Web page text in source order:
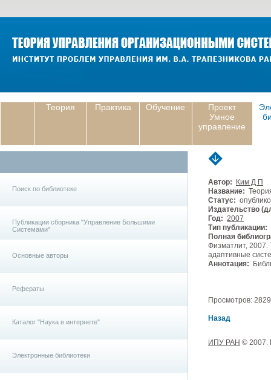
Теория Практика Обучение
Проект
Умное
управление
Поиск по библиотеке
Публикации сборника "Управление Большими
Системами"
Основные авторы
Рефераты
Каталог "Наука в интернете"
Электронные библиотеки
Автор:
Ким Д П
Название:
Статус:
Издательство
Год: 2007
Тип публикации:
Полная
Физматлит,
адаптивные
Аннотация:
Просмотров:
Назад
ИПУ РАН © 2007.